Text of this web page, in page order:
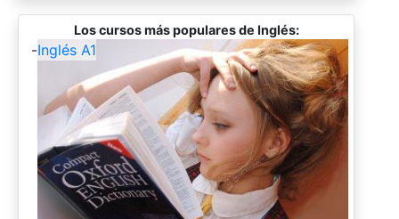
Los cursos más populares de Inglés:
-Inglés A1